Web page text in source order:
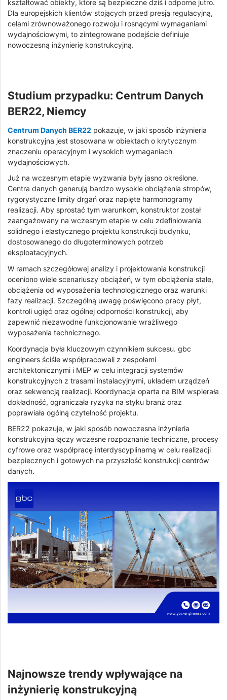
kształtować obiekty, które są bezpieczne dziś i odporne jutro.
Dla europejskich klientów stojących przed presją regulacyjną,
celami zrównoważonego rozwoju i rosnącymi wymaganiami
wydajnościowymi, to zintegrowane podejście definiuje
nowoczesną inżynierię konstrukcyjną.
Studium przypadku: Centrum Danych
BER22, Niemcy
Centrum Danych BER22 pokazuje, w jaki sposób inżynieria
konstrukcyjna jest stosowana w obiektach o krytycznym
znaczeniu operacyjnym i wysokich wymaganiach
wydajnościowych.
Już na wczesnym etapie wyzwania były jasno określone.
Centra danych generują bardzo wysokie obciążenia stropów,
rygorystyczne limity drgań oraz napięte harmonogramy
realizacji. Aby sprostać tym warunkom, konstruktor został
zaangażowany na wczesnym etapie w celu zdefiniowania
solidnego i elastycznego projektu konstrukcji budynku,
dostosowanego do długoterminowych potrzeb
eksploatacyjnych.
W ramach szczegółowej analizy i projektowania konstrukcji
oceniono wiele scenariuszy obciążeń, w tym obciążenia stałe,
obciążenia od wyposażenia technologicznego oraz warunki
fazy realizacji. Szczególną uwagę poświęcono pracy płyt,
kontroli ugięć oraz ogólnej odporności konstrukcji, aby
zapewnić niezawodne funkcjonowanie wrażliwego
wyposażenia technicznego.
Koordynacja była kluczowym czynnikiem sukcesu. gbc
engineers ściśle współpracowali z zespołami
architektonicznymi i MEP w celu integracji systemów
konstrukcyjnych z trasami instalacyjnymi, układem urządzeń
oraz sekwencją realizacji. Koordynacja oparta na BIM wspierała
dokładność, ograniczała ryzyka na styku branż oraz
poprawiała ogólną czytelność projektu.
BER22 pokazuje, w jaki sposób nowoczesna inżynieria
konstrukcyjna łączy wczesne rozpoznanie techniczne, procesy
cyfrowe oraz współpracę interdyscyplinarną w celu realizacji
bezpiecznych i gotowych na przyszłość konstrukcji centrów
danych.
Najnowsze trendy wpływające na
inżynierię konstrukcyjną